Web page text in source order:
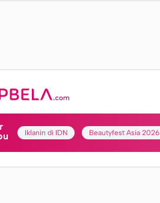
Iklanin di IDN Beautyfest Asia 2026